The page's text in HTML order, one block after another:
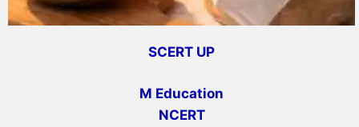
SCERT UP
M Education
NCERT